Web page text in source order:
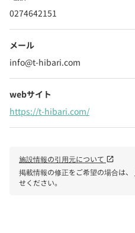
0274642151
メール
info@t-hibari.com
webサイト
https://t-hibari.com/
施設情報の引用元について open_in_new
掲載情報の修正をご希望の場合は、
せください。